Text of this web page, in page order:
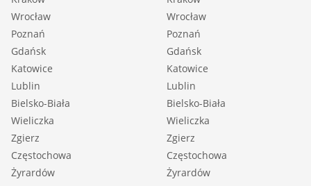
Wrocław
Poznań
Gdańsk
Katowice
Lublin
Bielsko-Biała
Wieliczka
Zgierz
Częstochowa
Żyrardów
Wrocław
Poznań
Gdańsk
Katowice
Lublin
Bielsko-Biała
Wieliczka
Zgierz
Częstochowa
Żyrardów